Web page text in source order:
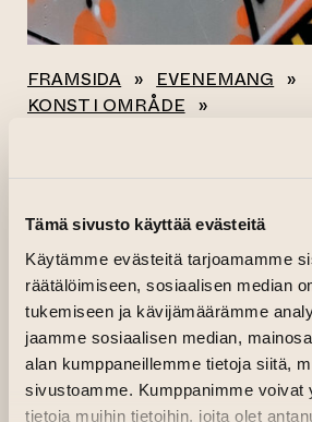
Tämä sivusto käyttää evästeitä
Käytämme evästeitä tarjoamamme
räätälöimiseen, sosiaalisen median
tukemiseen ja kävijämäärämme
jaamme sosiaalisen median,
alan kumppaneillemme tietoja siitä,
sivustoamme. Kumppanimme voivat
tietoja muihin tietoihin, joita olet
FRAMSIDA » EVENEMANG »
KONST I OMRÅDE »
JEANS, ROUGH RUGGED AND
JEANS,
RUGGED
(2023)
17.08.2023–03.09.2023 kl.